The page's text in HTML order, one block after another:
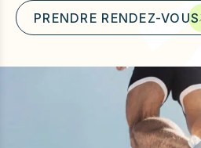
PRENDRE RENDEZ-VOUS